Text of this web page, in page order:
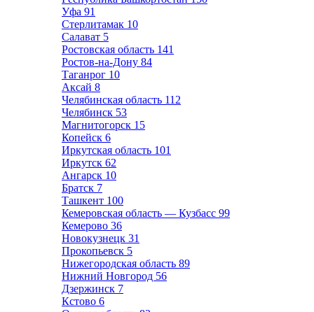
Уфа 91
Стерлитамак 10
Салават 5
Ростовская область 141
Ростов-на-Дону 84
Таганрог 10
Аксай 8
Челябинская область 112
Челябинск 53
Магнитогорск 15
Копейск 6
Иркутская область 101
Иркутск 62
Ангарск 10
Братск 7
Ташкент 100
Кемеровская область — Кузбасс 99
Кемерово 36
Новокузнецк 31
Прокопьевск 5
Нижегородская область 89
Нижний Новгород 56
Дзержинск 7
Кстово 6